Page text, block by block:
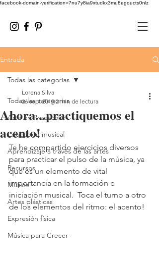
facebook-domain-verification=7nu7y8ia9xtudkx3mu8egoucts0nlz
Entrada
Todas las categorías
Arte en Preescolar
Educación musical
Aprendizaje a través de las artes
Recursos
Música
Artes plásticas
Expresión física
Música para Crecer
Todas las categorías
Ahora...practiquemos el
acento!
Lorena Silva
26 sept 2019 2 min de lectura
Te he compartido ejercicios diversos
para practicar el pulso de la música, ya
que es un elemento de vital
importancia en la formación e
iniciación musical.  Toca el turno a otro
de los elementos del ritmo: el acento!